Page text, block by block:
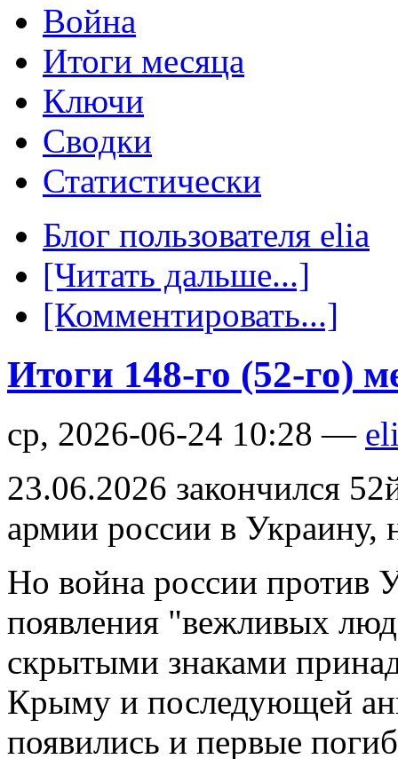
Война
Итоги месяца
Ключи
Сводки
Статистически
Блог пользователя elia
[Читать дальше...]
[Комментировать...]
Итоги 148-го (52-го)
ср, 2026-06-24 10:28 —
23.06.2026 закончился
армии россии в Украину,
Но война россии против
появления "вежливых
скрытыми знаками
Крыму и последующей
появились и первые